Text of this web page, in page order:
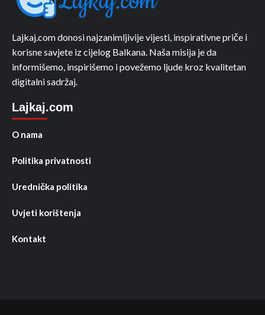
Lajkaj.com donosi najzanimljivije vijesti, inspirativne priče i
korisne savjete iz cijelog Balkana. Naša misija je da
informišemo, inspirišemo i povežemo ljude kroz kvalitetan
digitalni sadržaj.
Lajkaj.com
O nama
Politika privatnosti
Urednička politika
Uvjeti korištenja
Kontakt